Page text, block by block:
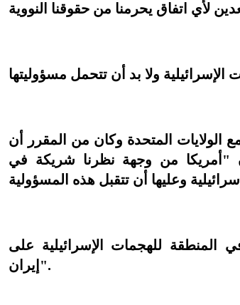
مع الولايات المتحدة وكان من المقرر أن
"أمريكا من وجهة نظرنا شريكة في
المنطقة للهجمات الإسرائيلية على
إيران".